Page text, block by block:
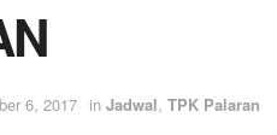
6, 2017 in Jadwal, TPK Palaran